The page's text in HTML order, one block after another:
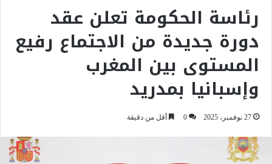
رئاسة الحكومة تعلن عقد
دورة جديدة من الاجتماع رفيع
المستوى بين المغرب
وإسبانيا بمدريد
27 نوفمبر، 2025 0 أقل من دقيقة